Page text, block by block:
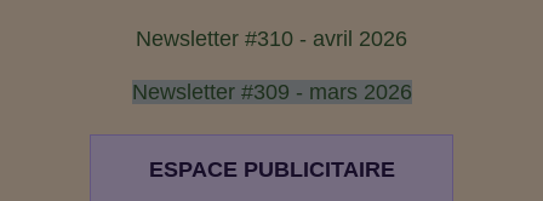
Newsletter #310 - avril 2026
Newsletter #309 - mars 2026
ESPACE PUBLICITAIRE